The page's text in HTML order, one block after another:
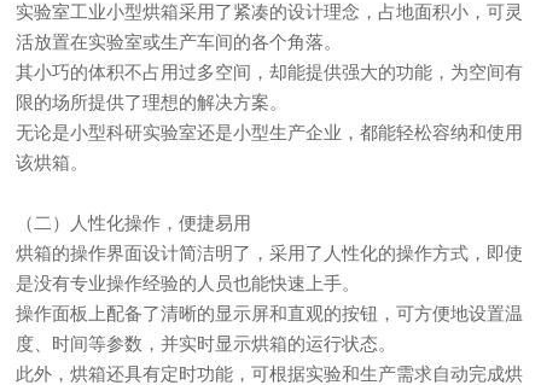
实验室工业小型烘箱采用了紧凑的设计理念，占地面积小，可灵
活放置在实验室或生产车间的各个角落。
其小巧的体积不占用过多空间，却能提供强大的功能，为空间有
限的场所提供了理想的解决方案。
无论是小型科研实验室还是小型生产企业，都能轻松容纳和使用
该烘箱。
（二）人性化操作，便捷易用
烘箱的操作界面设计简洁明了，采用了人性化的操作方式，即使
是没有专业操作经验的人员也能快速上手。
操作面板上配备了清晰的显示屏和直观的按钮，可方便地设置温
度、时间等参数，并实时显示烘箱的运行状态。
此外，烘箱还具有定时功能，可根据实验和生产需求自动完成烘